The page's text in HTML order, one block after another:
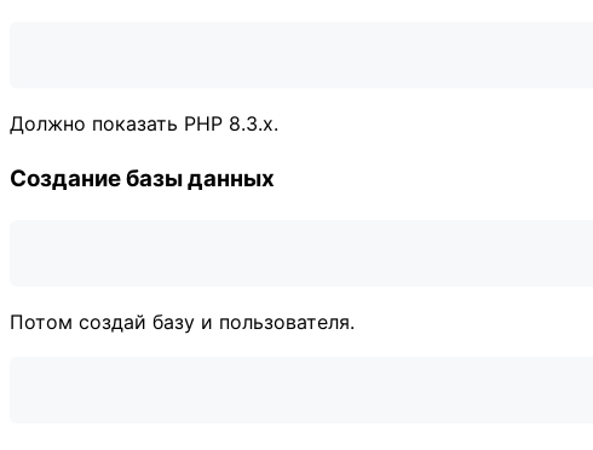
Должно показать PHP 8.3.x.
Создание базы данных
Потом создай базу и пользователя.